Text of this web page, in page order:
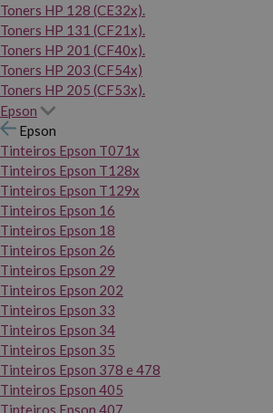
Toners HP 128 (CE32x).
Toners HP 131 (CF21x).
Toners HP 201 (CF40x).
Toners HP 203 (CF54x)
Toners HP 205 (CF53x).
Epson
Epson
Tinteiros Epson T071x
Tinteiros Epson T128x
Tinteiros Epson T129x
Tinteiros Epson 16
Tinteiros Epson 18
Tinteiros Epson 26
Tinteiros Epson 29
Tinteiros Epson 202
Tinteiros Epson 33
Tinteiros Epson 34
Tinteiros Epson 35
Tinteiros Epson 378 e 478
Tinteiros Epson 405
Tinteiros Epson 407